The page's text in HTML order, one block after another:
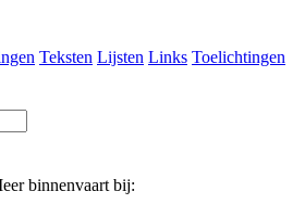
Teksten Lijsten Links Toelichtingen
binnenvaart bij: